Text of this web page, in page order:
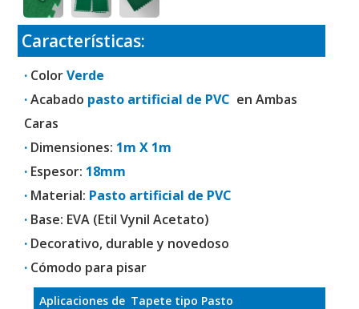
Características:
· ColorVerde
·Acabado pasto artificial de PVC en Ambas
Caras
· Dimensiones: 1m X 1m
· Espesor: 18mm
· Material: Pasto artificial de PVC
· Base: EVA (Etil Vynil Acetato)
· Decorativo, durable y novedoso
· Cómodo para pisar
Aplicaciones de Tapete tipo Pasto